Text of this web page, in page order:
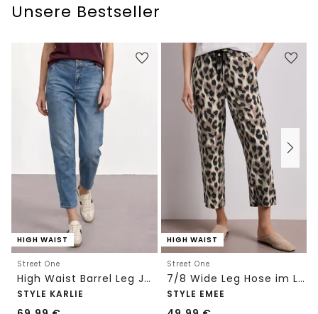
Unsere Bestseller
HIGH WAIST
Street One
High Waist Barrel Leg Jeans im Loose Fit
STYLE KARLIE
HIGH WAIST
Street One
7/8 Wide Leg Hose im Loose Fit mit Print
STYLE EMEE